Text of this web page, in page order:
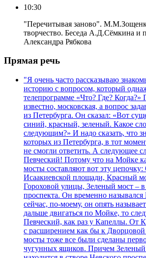
10:30
"Перечитывая заново".
творчество. Беседа А.Д.Сёмкина и
Александра Рябкова
Прямая речь
"Я очень часто рассказываю
историю с вопросом, который
телепрограмме «Что? Где? Когда?»
известно, московская, а вопрос
из Петербурга. Он сказал: «Вот
синий, красный, зеленый. Какое
следующим?» И надо сказать, что
которых из Петербурга, в тот
не смогли ответить. А следующее
Певческий! Потому что на Мойке
мосты составляют вот эту
Исаакиевской площади, Красный
Гороховой улицы, Зеленый мост – в
проспекта. Он временно
сейчас, по-моему, он опять
дальше двигаться по Мойке, то
Певческий, как раз у Капеллы. От
с расширением как бы к
мосты тоже все были сделаны
чугунных ящиков. Причем Зеленый